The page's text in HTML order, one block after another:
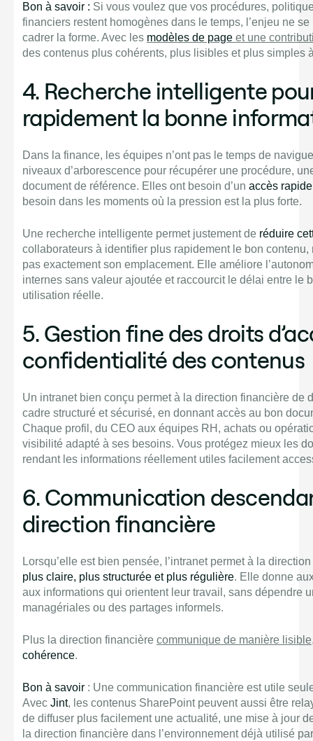
Bon à savoir : Si vous voulez que vos procédures,
financiers restent homogènes dans le temps, l’enjeu ne
cadrer la forme. Avec les modèles de page et une
des contenus plus cohérents, plus lisibles et plus simples
4. Recherche intelligente
rapidement la bonne
Dans la finance, les équipes n’ont pas le temps de
niveaux d’arborescence pour récupérer une procédure,
document de référence. Elles ont besoin d’un accès
besoin dans les moments où la pression est la plus forte.
Une recherche intelligente permet justement de réduire
collaborateurs à identifier plus rapidement le bon contenu,
pas exactement son emplacement. Elle améliore
internes sans valeur ajoutée et raccourcit le délai entre le
utilisation réelle.
5. Gestion fine des droits
confidentialité des contenus
Un intranet bien conçu permet à la direction financière de
cadre structuré et sécurisé, en donnant accès au bon
Chaque profil, du CEO aux équipes RH, achats ou
visibilité adapté à ses besoins. Vous protégez mieux les
rendant les informations réellement utiles facilement
6. Communication
direction financière
Lorsqu’elle est bien pensée, l’intranet permet à la
plus claire, plus structurée et plus régulière. Elle donne
aux informations qui orientent leur travail, sans dépendre
managériales ou des partages informels.
Plus la direction financière communique de manière lisible
cohérence.
Bon à savoir : Une communication financière est utile
Avec Jint, les contenus SharePoint peuvent aussi être
de diffuser plus facilement une actualité, une mise à jour
la direction financière dans l’environnement déjà utilisé